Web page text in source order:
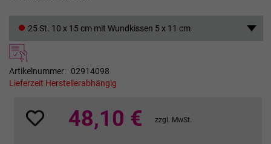
25 St. 10 x 15 cm mit Wundkissen 5 x 11 cm
Artikelnummer
02914098
Lieferzeit Herstellerabhängig
48,10 € zzgl. MwSt.